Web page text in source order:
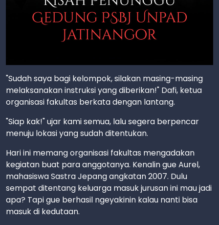
"Sudah saya bagi kelompok, silakan masing-masing
melaksanakan instruksi yang diberikan!" Dafi, ketua
organisasi fakultas berkata dengan lantang.
"Siap kak!" ujar kami semua, lalu segera berpencar
menuju lokasi yang sudah ditentukan.
Hari ini memang organisasi fakultas mengadakan
kegiatan buat para anggotanya. Kenalin gue Aurel,
mahasiswa Sastra Jepang angkatan 2007. Dulu
sempat ditentang keluarga masuk jurusan ini mau jadi
apa? Tapi gue berhasil ngeyakinin kalau nanti bisa
masuk di kedutaan.